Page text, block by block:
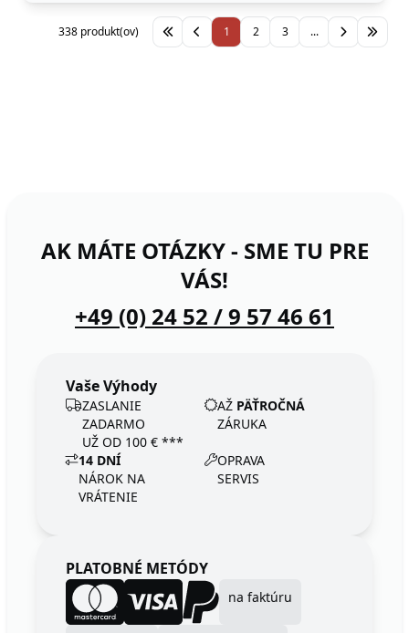
1 2 3 ...
338 produkt(ov)
AK MÁTE OTÁZKY - SME TU PRE
VÁS!
+49 (0) 24 52 / 9 57 46 61
Vaše Výhody
ZASLANIE
ZADARMO
UŽ OD 100 € ***
AŽ PÄŤROČNÁ
ZÁRUKA
14 DNÍ
NÁROK NA
VRÁTENIE
OPRAVA
SERVIS
PLATOBNÉ METÓDY
na faktúru